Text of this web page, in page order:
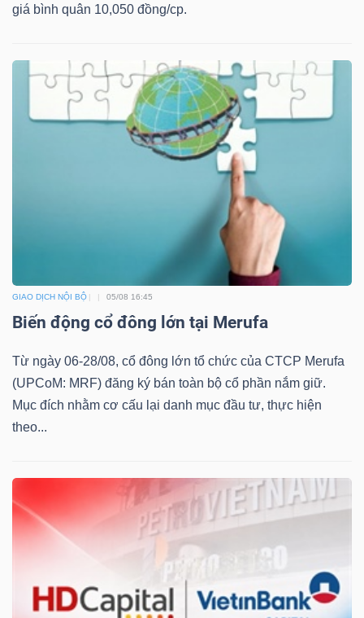
giá bình quân 10,050 đồng/cp.
GIAO DỊCH NỘI BỘ 05/08 16:45
Biến động cổ đông lớn tại Merufa
Từ ngày 06-28/08, cổ đông lớn tổ chức của CTCP Merufa
(UPCoM: MRF) đăng ký bán toàn bộ cổ phần nắm giữ.
Mục đích nhằm cơ cấu lại danh mục đầu tư, thực hiện
theo...
YẾU
DÙNG
SÓC
SỨC
NGHỆ
THÔNG